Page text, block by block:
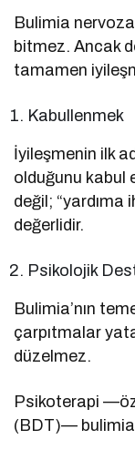
Bulimia
bitmez. Ancak
tamamen
Kabullenmek
İyileşmenin ilk
olduğunu kabul
değil; “yardıma
değerlidir.
Psikolojik
Bulimia’nın
çarpıtmalar
düzelmez.
Psikoterapi
(BDT)— bulimia